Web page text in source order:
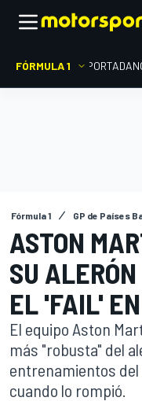
FÓRMULA 1 PORTADA
Fórmula 1 GP de Países
ASTON
SU
EL 'FAIL'
El equipo Aston
más "robusta" del
entrenamientos del
cuando lo rompió.